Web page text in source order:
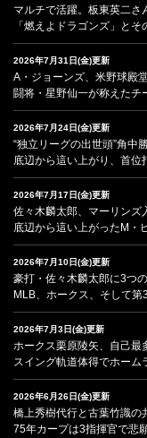
マルチで活躍。板東英二さ
「燃えよドラゴンズ」とそ
2026年7月31日(金)更新
A・ジョーンズ、米野球殿
闘将・星野仙一が称えたチ
2026年7月24日(金)更新
“独立リーグの出世頭”角中
底辺から這い上がり、首位
2026年7月17日(金)更新
佐々木麟太郎、マーリンズ
底辺から這い上がったM・
2026年7月10日(金)更新
豪打・佐々木麟太郎に3つ
MLB、ホークス、そして第
2026年7月3日(金)更新
ホークス栗原陵矢、自己最
スイング軌道体得でホーム
2026年6月26日(金)更新
橋上秀樹代行と古葉竹識の
75年カープは3指揮官で悲